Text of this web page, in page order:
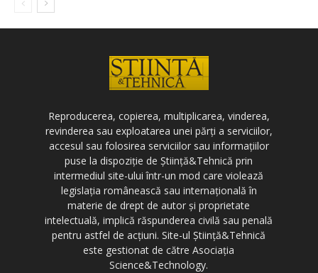
Reproducerea, copierea, multiplicarea, vinderea,
revinderea sau exploatarea unei părți a serviciilor,
accesul sau folosirea serviciilor sau informațiilor
puse la dispoziție de Știință&Tehnică prin
intermediul site-ului într-un mod care violează
legislația românească sau internațională în
materie de drept de autor și proprietate
intelectuală, implică răspunderea civilă sau penală
pentru astfel de acțiuni. Site-ul Știință&Tehnică
este gestionat de către Asociația
Science&Technology.